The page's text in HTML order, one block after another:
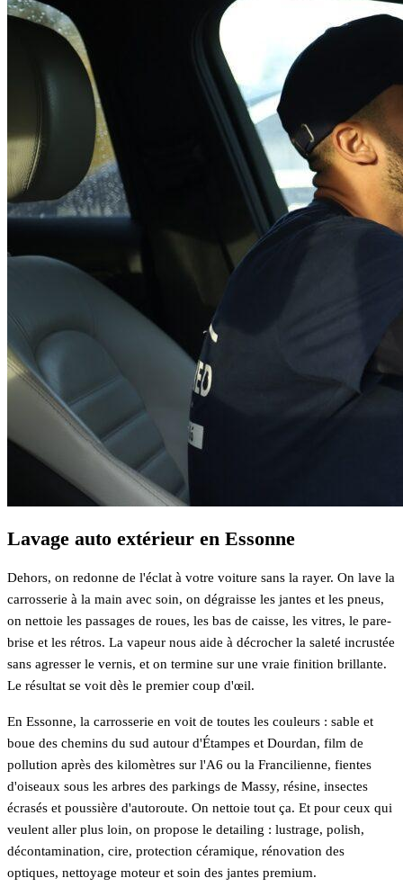
Lavage auto extérieur en Essonne
Dehors, on redonne de l'éclat à votre voiture sans la rayer. On lave la
carrosserie à la main avec soin, on dégraisse les jantes et les pneus,
on nettoie les passages de roues, les bas de caisse, les vitres, le pare-
brise et les rétros. La vapeur nous aide à décrocher la saleté incrustée
sans agresser le vernis, et on termine sur une vraie finition brillante.
Le résultat se voit dès le premier coup d'œil.
En Essonne, la carrosserie en voit de toutes les couleurs : sable et
boue des chemins du sud autour d'Étampes et Dourdan, film de
pollution après des kilomètres sur l'A6 ou la Francilienne, fientes
d'oiseaux sous les arbres des parkings de Massy, résine, insectes
écrasés et poussière d'autoroute. On nettoie tout ça. Et pour ceux qui
veulent aller plus loin, on propose le detailing : lustrage, polish,
décontamination, cire, protection céramique, rénovation des
optiques, nettoyage moteur et soin des jantes premium.